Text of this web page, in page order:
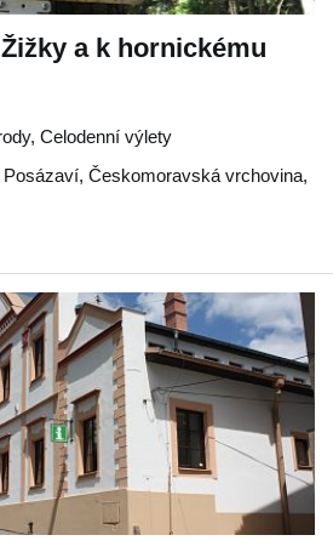
a k hornickému
Celodenní výlety
Posázaví, Českomoravská vrchovina,